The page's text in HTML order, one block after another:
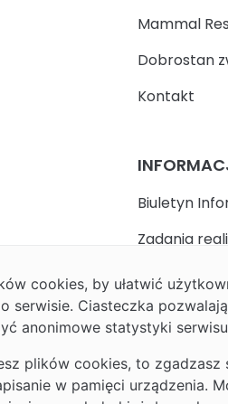
Mammal
Dobrostan
Kontakt
Biuletyn
Zadania
Facebook
Polityka
Deklaracja
cookies, by ułatwić
serwisie. Ciasteczka
anonimowe statystyki
plików cookies, to zgadzasz
w pamięci urządzenia.